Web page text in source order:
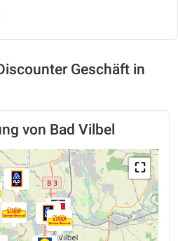
Geschäft in
von Bad Vilbel
⛶